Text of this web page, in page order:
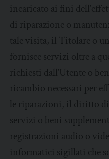
incaricato ai fini
di riparazione o
tale visita, il Titolare o
fornisce servizi oltre a
richiesti dall’Utente o
ricambio necessari per
le riparazioni, il diritto di
servizi o beni
registrazioni audio o
informatici sigillati che